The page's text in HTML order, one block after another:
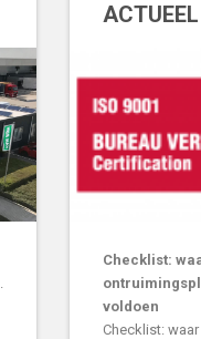
ACTUEEL
Checklist:
voldoen
Checklist: